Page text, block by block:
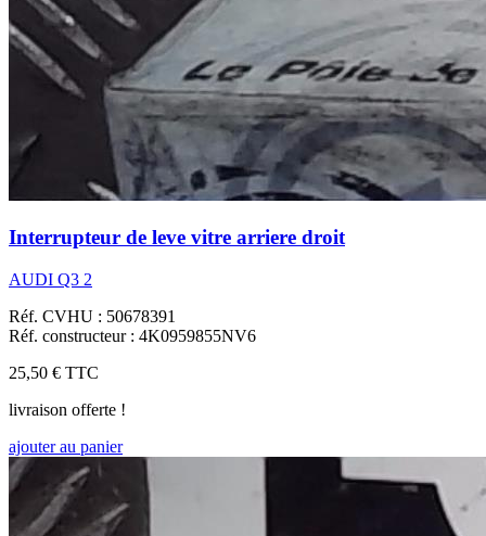
Interrupteur de leve vitre arriere droit
AUDI Q3 2
Réf. CVHU : 50678391
Réf. constructeur : 4K0959855NV6
25,50 € TTC
livraison offerte !
ajouter au panier